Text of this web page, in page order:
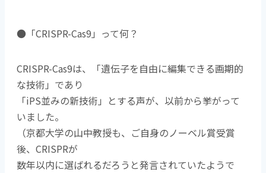
●「CRISPR-Cas9」って何？
CRISPR-Cas9は、「遺伝子を自由に編集できる画期的
な技術」であり
「iPS並みの新技術」とする声が、以前から挙がって
いました。
（京都大学の山中教授も、ご自身のノーベル賞受賞
後、CRISPRが
数年以内に選ばれるだろうと発言されていたようで